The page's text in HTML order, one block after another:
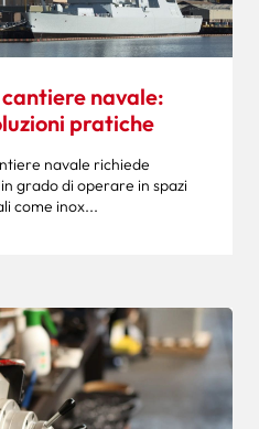
navale:
pratiche
navale richiede
grado di operare in spazi
come inox...